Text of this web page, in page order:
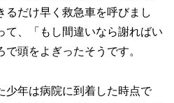
るだけ早く救急車を呼びまし
て、「もし間違いなら謝ればい
頭をよぎったそうです。
少年は病院に到着した時点で